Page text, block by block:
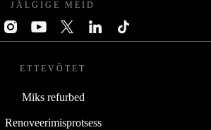
JÄLGIGE MEID
ETTEVÕTET
Miks refurbed
Renoveerimisprotsess